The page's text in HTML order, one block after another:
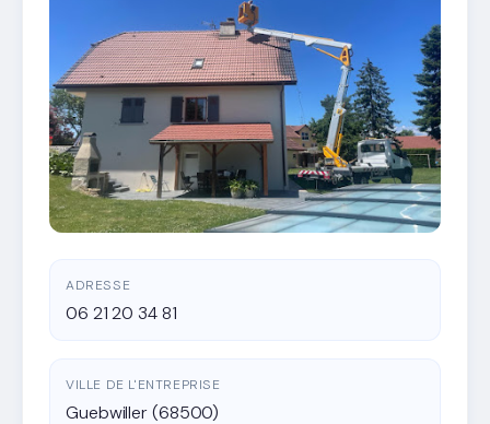
ADRESSE
06 21 20 34 81
VILLE DE L'ENTREPRISE
Guebwiller (68500)